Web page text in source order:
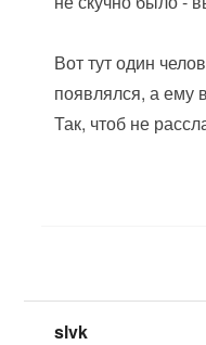
Вот тут один
появлялся, а ему
Так, чтоб не
slvk